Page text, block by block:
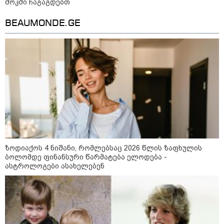
"გონებაში ვალაგებდი, ეს ამბავი
პირველად ვისთვის მეთქვა, ვის
უნდა ჩავექოლე“
"ძალიან მძიმეა ჩემთვის ის, რაც
ახლა გითხარით“
"ეს უზნეო გზა
ხელისუფლებისთვის ცუდად
მთავრდება ხოლმე“
შოკში ჩაგაგდებთ
BEAUMONDE.GE
ზოდიაქოს 4 ნიშანი, რომლებსაც 2026 წლის ზაფხულის
ბოლომდე ფინანსური წარმატება ელოდება -
ასტროლოგები ასახელებენ